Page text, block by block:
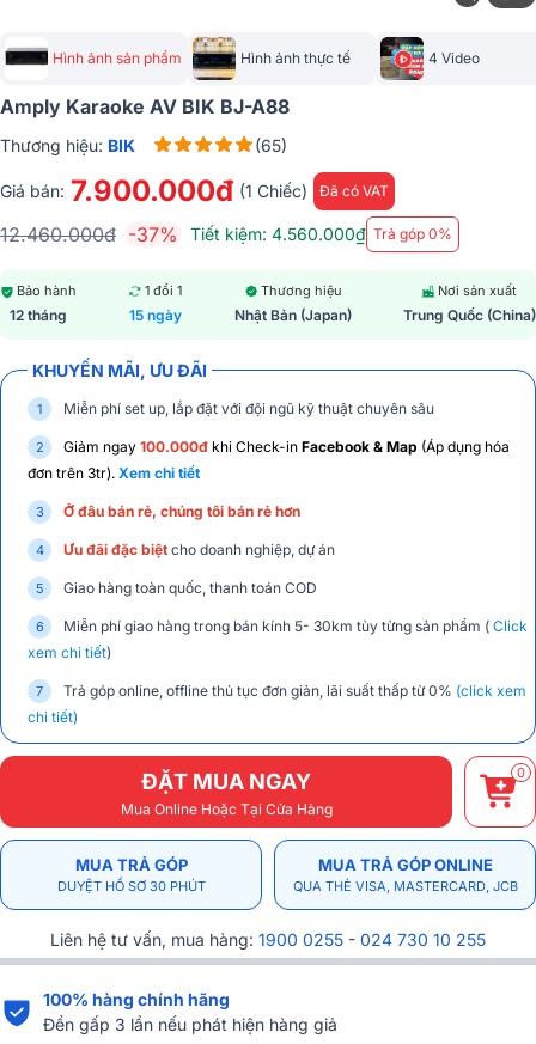
Hình ảnh sản phẩm Hình ảnh thực tế 4 Video
Amply Karaoke AV BIK BJ-A88
Thương hiệu: BIK (65)
Giá bán: 7.900.000đ (1 Chiếc) Đã có VAT
12.460.000đ -37% Tiết kiệm: 4.560.000₫ Trả góp 0%
Bảo hành
12 tháng
1 đổi 1
15 ngày
Thương hiệu
Nhật Bản (Japan)
Nơi sản xuất
Trung Quốc (China)
KHUYẾN MÃI, ƯU ĐÃI
Miễn phí set up, lắp đặt với đội ngũ kỹ thuật chuyên sâu
Giảm ngay 100.000đ khi Check-in Facebook & Map (Áp dụng hóa
đơn trên 3tr). Xem chi tiết
Ở đâu bán rẻ, chúng tôi bán rẻ hơn
Ưu đãi đặc biệt cho doanh nghiệp, dự án
Giao hàng toàn quốc, thanh toán COD
Miễn phí giao hàng trong bán kính 5- 30km tùy từng sản phẩm ( Click
xem chi tiết)
Trả góp online, offline thủ tục đơn giản, lãi suất thấp từ 0% (click xem
chi tiết)
ĐẶT MUA NGAY
Mua Online Hoặc Tại Cửa Hàng
0
MUA TRẢ GÓP
DUYỆT HỒ SƠ 30 PHÚT
MUA TRẢ GÓP ONLINE
QUA THẺ VISA, MASTERCARD, JCB
Liên hệ tư vấn, mua hàng: 1900 0255 - 024 730 10 255
100% hàng chính hãng
Đền gấp 3 lần nếu phát hiện hàng giả